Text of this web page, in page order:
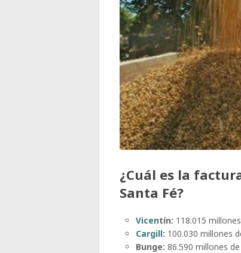
¿Cuál es la
Santa Fé?
Vicentín: 118.015
Cargill: 100.030 millones
Bunge: 86.590 millones